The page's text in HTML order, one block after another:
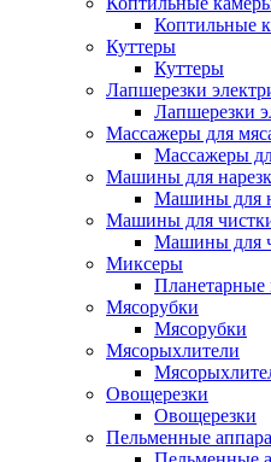
Коптильные
Куттеры
Куттеры
Лапшерезки
Лапшерезки
Массажеры для
Массажеры
Машины для
Машины для
Машины для
Машины для
Миксеры
Планетарные
Мясорубки
Мясорубки
Мясорыхлители
Овощерезки
Овощерезки
Пельменные